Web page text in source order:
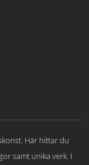
Här hittar du
samt unika verk. I